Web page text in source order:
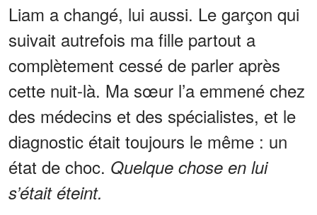
Liam a changé, lui aussi. Le garçon qui
suivait autrefois ma fille partout a
complètement cessé de parler après
cette nuit-là. Ma sœur l’a emmené chez
des médecins et des spécialistes, et le
diagnostic était toujours le même : un
état de choc. Quelque chose en lui
s’était éteint.